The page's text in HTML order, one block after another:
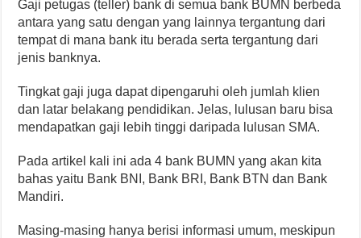
Gaji petugas (teller) bank di semua bank BUMN berbeda
antara yang satu dengan yang lainnya tergantung dari
tempat di mana bank itu berada serta tergantung dari
jenis banknya.
Tingkat gaji juga dapat dipengaruhi oleh jumlah klien
dan latar belakang pendidikan. Jelas, lulusan baru bisa
mendapatkan gaji lebih tinggi daripada lulusan SMA.
Pada artikel kali ini ada 4 bank BUMN yang akan kita
bahas yaitu Bank BNI, Bank BRI, Bank BTN dan Bank
Mandiri.
Masing-masing hanya berisi informasi umum, meskipun